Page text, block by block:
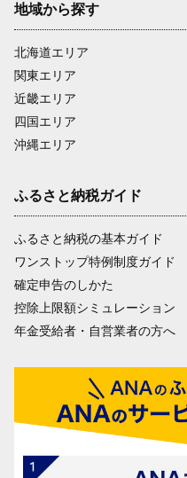
地域から探す
北海道エリア
関東エリア
近畿エリア
四国エリア
沖縄エリア
ふるさと納税ガイド
ふるさと納税の基本ガイド
ワンストップ特例制度ガイド
確定申告のしかた
控除上限額シミュレーション
年金受給者・自営業者の方へ